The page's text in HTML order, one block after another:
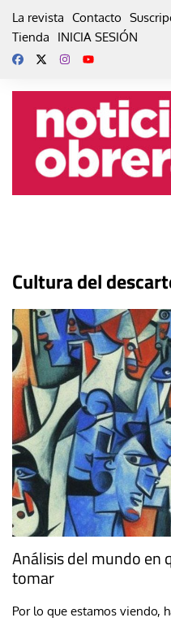
La revista Contacto
Tienda
INICIA SESIÓN
Cultura del
Análisis del mundo en
tomar
Por lo que estamos viendo,